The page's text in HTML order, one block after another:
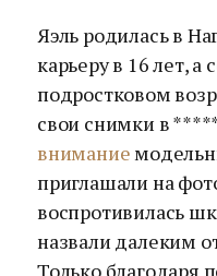
Яэль родилась в
карьеру в 16 лет, а
подростковом
свои снимки в
внимание
приглашали на
воспротивилась
назвали далеким
Только благодаря